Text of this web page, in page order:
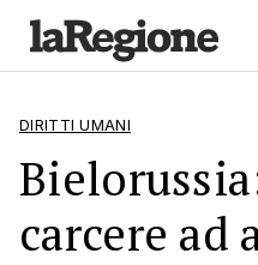
DIRITTI UMANI
carcere ad